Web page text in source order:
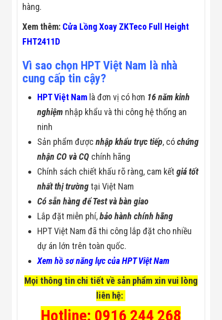
hàng.
Xem thêm: Cửa Lồng Xoay ZKTeco Full Height
FHT2411D
Vì sao chọn HPT Việt Nam là nhà
cung cấp tin cậy?
HPT Việt Nam là đơn vị có hơn 16 năm kinh
nghiệm nhập khẩu và thi công hệ thống an
ninh
Sản phẩm đượcnhập khẩu trực tiếp, cóchứng
nhận CO và CQ chính hãng
Chính sách chiết khấu rõ ràng, cam kếtgiá tốt
nhất thị trườngtại Việt Nam
Có sẵn hàng để Test và bàn giao
Lắp đặt miễn phí,bảo hành chính hãng
HPT Việt Nam đã thi công lắp đặt cho nhiều
dự án lớn trên toàn quốc.
Xem hồ sơ năng lực của HPT Việt Nam
Mọi thông tin chi tiết về sản phẩm xin vui lòng
liên hệ:
Hotline: 0916 244 268